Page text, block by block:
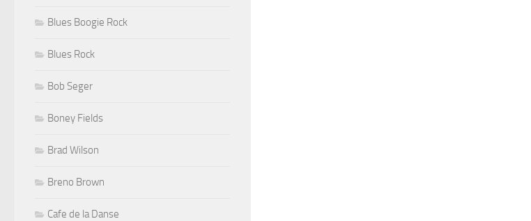
Blues Boogie Rock
Blues Rock
Bob Seger
Boney Fields
Brad Wilson
Breno Brown
Cafe de la Danse